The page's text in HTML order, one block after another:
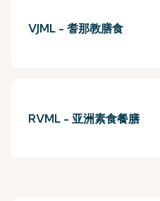
VJML - 耆那教膳食
RVML - 亚洲素食餐膳